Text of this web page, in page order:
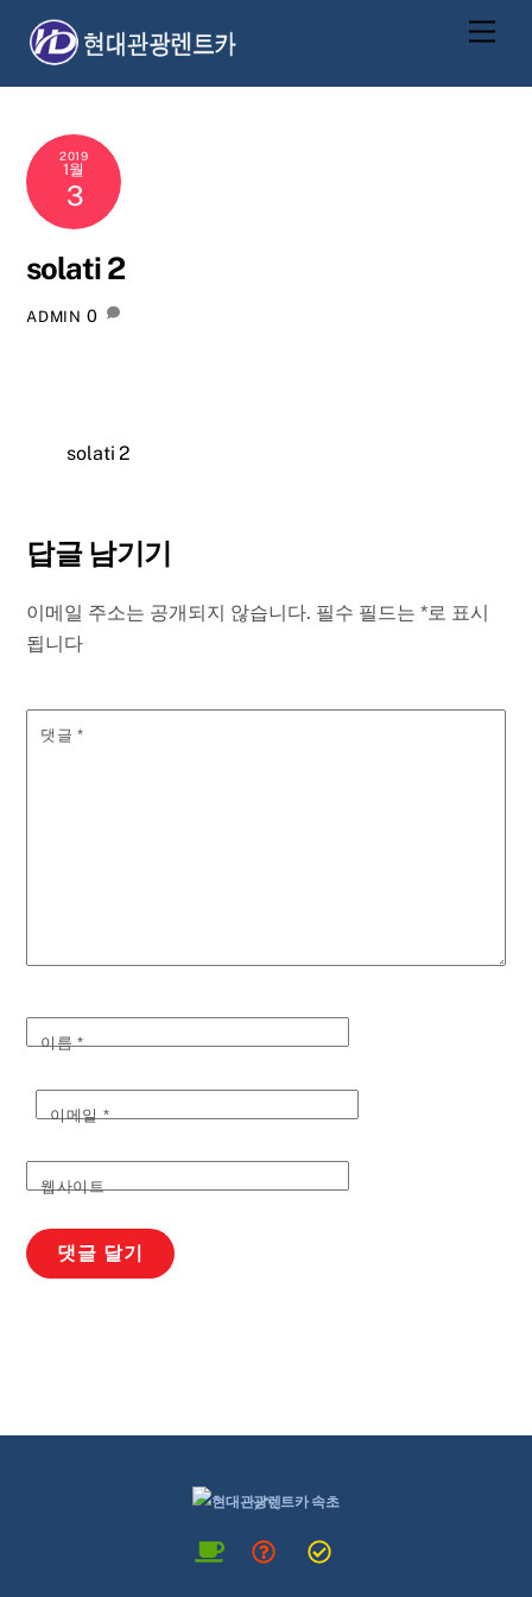
2019
1월
3
solati 2
ADMIN 0
solati 2
답글 남기기
이메일 주소는 공개되지 않습니다. 필수 필드는*로 표시
됩니다
댓글 *
이름*
이메일*
웹사이트
Back
Top